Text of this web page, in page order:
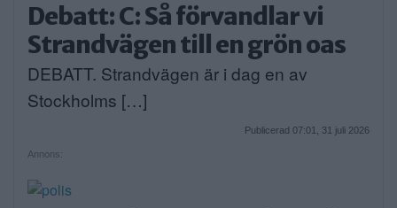
Debatt: C: Så förvandlar vi
Strandvägen till en grön oas
DEBATT. Strandvägen är i dag en av
Stockholms […]
Publicerad 07:01, 31 juli 2026
Annons: